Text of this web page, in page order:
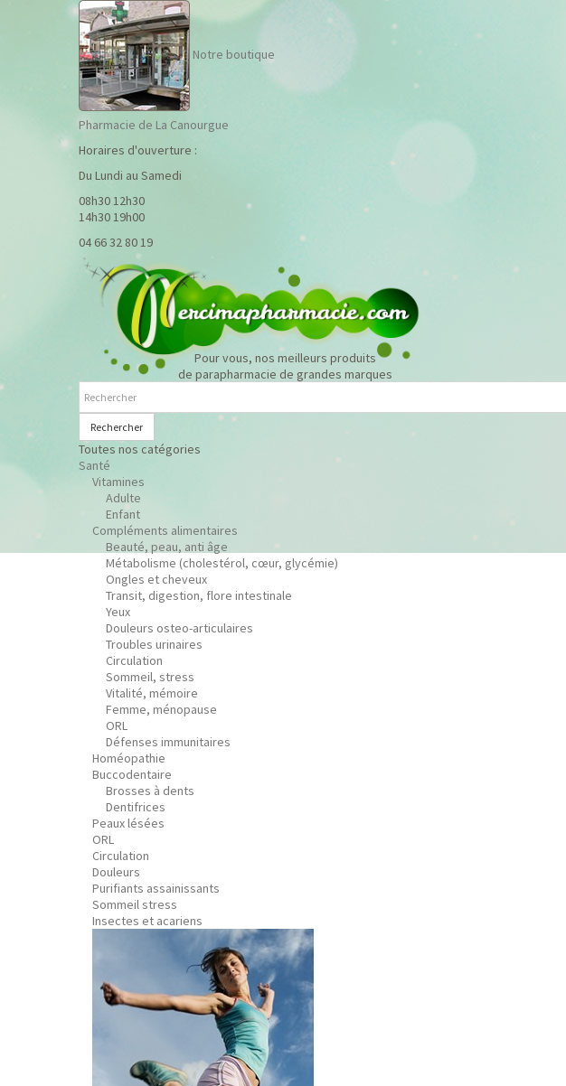
Notre boutique
Pharmacie de La Canourgue
Horaires d'ouverture :
Du Lundi au Samedi
08h30 12h30
14h30 19h00
04 66 32 80 19
Pour vous, nos meilleurs produits
de parapharmacie de grandes marques
Rechercher
Toutes nos catégories
Santé
Vitamines
Adulte
Enfant
Compléments alimentaires
Beauté, peau, anti âge
Métabolisme (cholestérol, cœur, glycémie)
Ongles et cheveux
Transit, digestion, flore intestinale
Yeux
Douleurs osteo-articulaires
Troubles urinaires
Circulation
Sommeil, stress
Vitalité, mémoire
Femme, ménopause
ORL
Défenses immunitaires
Homéopathie
Buccodentaire
Brosses à dents
Dentifrices
Peaux lésées
ORL
Circulation
Douleurs
Purifiants assainissants
Sommeil stress
Insectes et acariens